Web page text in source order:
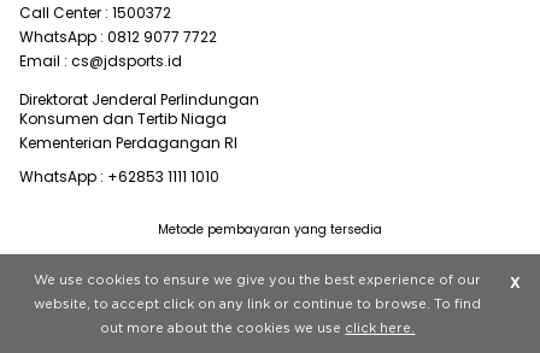
Call Center : 1500372
WhatsApp : 0812 9077 7722
Email : cs@jdsports.id
Direktorat Jenderal Perlindungan
Konsumen dan Tertib Niaga
Kementerian Perdagangan RI
WhatsApp : +62853 1111 1010
Copyright © 2022 JD Sports All rights reserved.
Metode pembayaran yang tersedia
We use cookies to ensure we give you the best experience of our
website, to accept click on any link or continue to browse. To find
out more about the cookies we use click here.
X